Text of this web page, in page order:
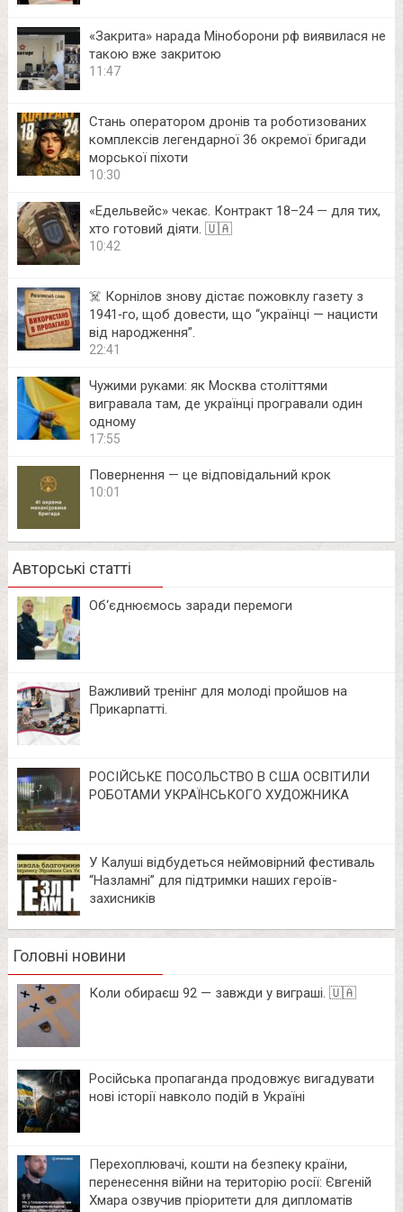
«Закрита» нарада Міноборони рф виявилася не
такою вже закритою
11:47
Стань оператором дронів та роботизованих
комплексів легендарної 36 окремої бригади
морської піхоти
10:30
«Едельвейс» чекає. Контракт 18–24 — для тих,
хто готовий діяти. 🇺🇦
10:42
☠️ Корнілов знову дістає пожовклу газету з
1941‑го, щоб довести, що “українці — нацисти
від народження”.
22:41
Чужими руками: як Москва століттями
вигравала там, де українці програвали один
одному
17:55
Повернення — це відповідальний крок
10:01
Авторські статті
Об‘єднюємось заради перемоги
Важливий тренінг для молоді пройшов на
Прикарпатті.
РОСІЙСЬКЕ ПОСОЛЬСТВО В США ОСВІТИЛИ
РОБОТАМИ УКРАЇНСЬКОГО ХУДОЖНИКА
У Калуші відбудеться неймовірний фестиваль
“Назламні” для підтримки наших героїв-
захисників
Головні новини
Коли обираєш 92 — завжди у виграші. 🇺🇦
Російська пропаганда продовжує вигадувати
нові історії навколо подій в Україні
Перехоплювачі, кошти на безпеку країни,
перенесення війни на територію росії: Євгеній
Хмара озвучив пріоритети для дипломатів